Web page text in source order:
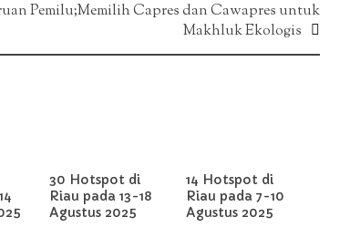
Pemilu;Memilih Capres dan Cawapres untuk
Makhluk Ekologis
30 Hotspot di
Riau pada 13-18
Agustus 2025
14 Hotspot di
Riau pada 7-10
Agustus 2025